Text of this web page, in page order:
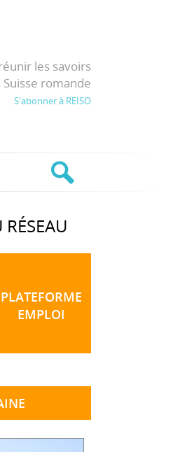
les savoirs
romande
S'abonner à REISO
PLATEFORME
EMPLOI